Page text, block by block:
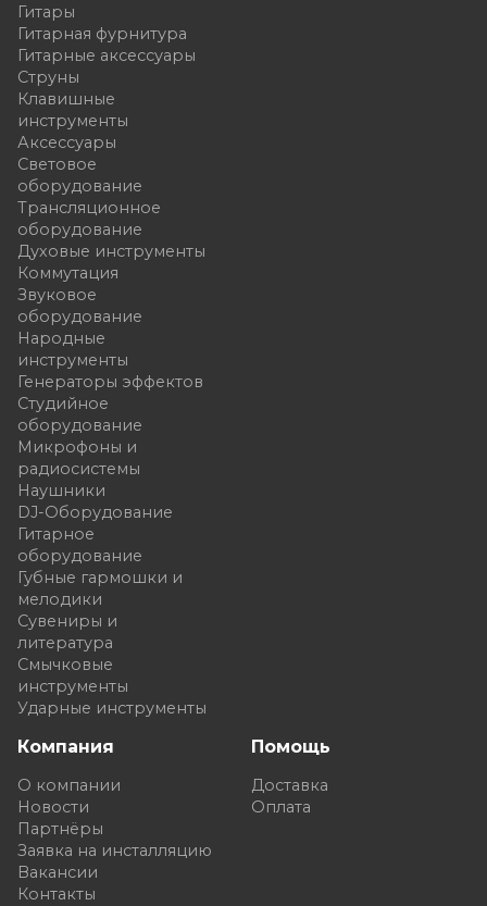
Гитары
Гитарная фурнитура
Гитарные аксессуары
Струны
Клавишные
инструменты
Аксессуары
Световое
оборудование
Трансляционное
оборудование
Духовые инструменты
Коммутация
Звуковое
оборудование
Народные
инструменты
Генераторы эффектов
Студийное
оборудование
Микрофоны и
радиосистемы
Наушники
DJ-Оборудование
Гитарное
оборудование
Губные гармошки и
мелодики
Сувениры и
литература
Смычковые
инструменты
Ударные инструменты
Компания
О компании
Новости
Партнёры
Заявка на инсталляцию
Вакансии
Контакты
Помощь
Доставка
Оплата